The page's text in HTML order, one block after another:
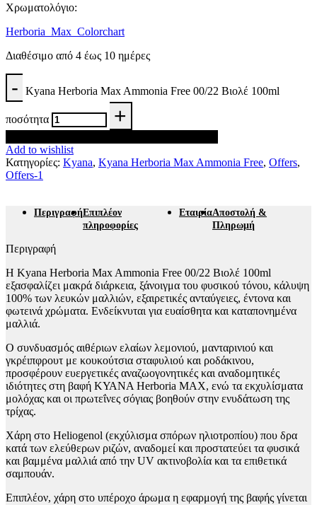
Χρωματολόγιο:
Herboria_Max_Colorchart
Διαθέσιμο από 4 έως 10 ημέρες
Kyana Herboria Max Ammonia Free 00/22 Βιολέ 100ml
ποσότητα
Add to wishlist
Κατηγορίες: Kyana, Kyana Herboria Max Ammonia Free, Offers,
Offers-1
ΠεριγραφήΕπιπλέον
πληροφορίες
ΕταιρίαΑποστολή &
Πληρωμή
Περιγραφή
Η Kyana Herboria Max Ammonia Free 00/22 Βιολέ 100ml
εξασφαλίζει μακρά διάρκεια, ξάνοιγμα του φυσικού τόνου, κάλυψη
100% των λευκών μαλλιών, εξαιρετικές ανταύγειες, έντονα και
φωτεινά χρώματα. Ενδείκνυται για ευαίσθητα και καταπονημένα
μαλλιά.
O συνδυασμός αιθέριων ελαίων λεμονιού, μανταρινιού και
γκρέιπφρουτ με κουκούτσια σταφυλιού και ροδάκινου,
προσφέρουν ευεργετικές αναζωογονητικές και αναδομητικές
ιδιότητες στη βαφή ΚΥΑΝΑ Herboria MAX, ενώ τα εκχυλίσματα
μολόχας και οι πρωτεΐνες σόγιας βοηθούν στην ενυδάτωση της
τρίχας.
Χάρη στο Heliogenol (εκχύλισμα σπόρων ηλιοτροπίου) που δρα
κατά των ελεύθερων ριζών, αναδομεί και προστατεύει τα φυσικά
και βαμμένα μαλλιά από την UV ακτινοβολία και τα επιθετικά
σαμπουάν.
Επιπλέον, χάρη στο υπέροχο άρωμα η εφαρμογή της βαφής γίνεται